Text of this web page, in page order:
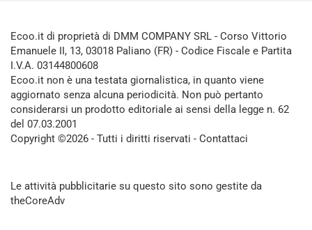
Ecoo.it di proprietà di DMM COMPANY SRL - Corso Vittorio
Emanuele II, 13, 03018 Paliano (FR) - Codice Fiscale e Partita
I.V.A. 03144800608
Ecoo.it non è una testata giornalistica, in quanto viene
aggiornato senza alcuna periodicità. Non può pertanto
considerarsi un prodotto editoriale ai sensi della legge n. 62
del 07.03.2001
Copyright ©2026 - Tutti i diritti riservati - Contattaci
Le attività pubblicitarie su questo sito sono gestite da
theCoreAdv